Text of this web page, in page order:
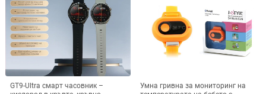
GT9-Ultra смарт часовник –
Умна гривна за мониторинг на